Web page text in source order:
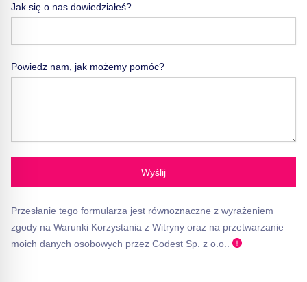
Jak się o nas dowiedziałeś?
Powiedz nam, jak możemy pomóc?
Wyślij
Przesłanie tego formularza jest równoznaczne z wyrażeniem
zgody na Warunki Korzystania z Witryny oraz na przetwarzanie
moich danych osobowych przez Codest Sp. z o.o..